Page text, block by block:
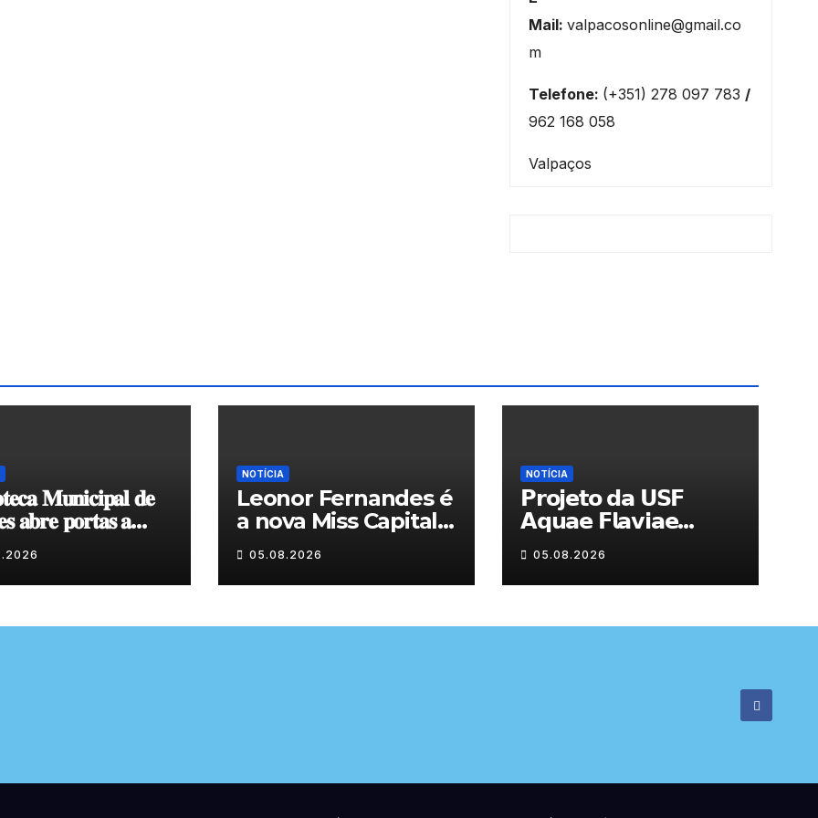
Mail: valpacosonline@gmail.co
m
Telefone: (+351) 278 097 783 /
962 168 058
Valpaços
𝐌𝐮𝐧𝐢𝐜𝐢𝐩𝐚𝐥 𝐝𝐞
𝐚𝐛𝐫𝐞 𝐩𝐨𝐫𝐭𝐚𝐬 𝐚
𝐝𝐞 𝐩𝐢𝐧𝐭𝐮𝐫𝐚
𝐨 𝐦𝐞̂𝐬 𝐝𝐞 𝐚𝐠𝐨𝐬𝐭𝐨
NOTÍCIA
Leonor Fernandes é
a nova Miss Capital
do Granito
05.08.2026
NOTÍCIA
𝗣𝗿𝗼𝗷𝗲𝘁𝗼 𝗱𝗮 𝗨𝗦𝗙
𝗔𝗾𝘂𝗮𝗲 𝗙𝗹𝗮𝘃𝗶𝗮𝗲
𝗮𝗷𝘂𝗱𝗮 𝗮 𝗰𝗼𝗻𝘁𝗿𝗼𝗹𝗮𝗿 𝗮
𝗮𝗻𝘀𝗶𝗲𝗱𝗮𝗱𝗲
05.08.2026